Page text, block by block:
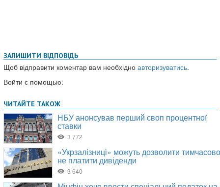
ЗАЛИШИТИ ВІДПОВІДЬ
Щоб відправити коментар вам необхідно авторизуватись.
Войти с помощью: